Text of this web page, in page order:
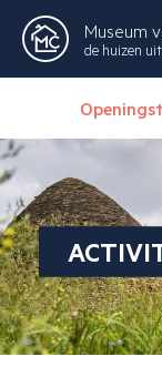
Museum
de huizen